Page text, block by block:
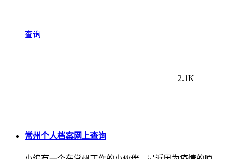
查询
2.1K
常州个人档案网上查询